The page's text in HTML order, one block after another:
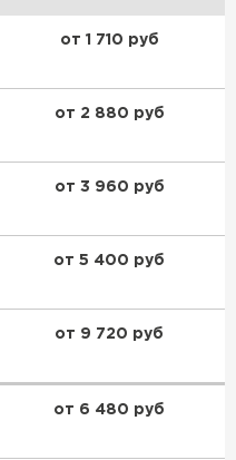
от 1 710 руб
от 2 880 руб
от 3 960 руб
от 5 400 руб
от 9 720 руб
от 6 480 руб